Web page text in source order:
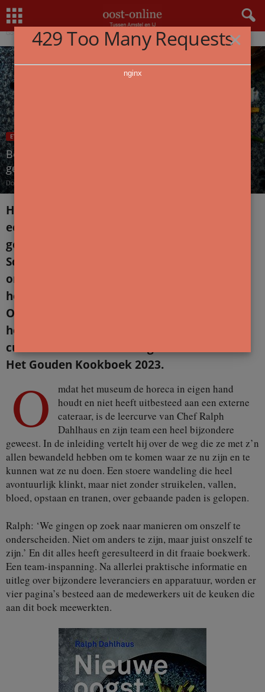
Home
Boek chef-kok Het Scheepvaartmuseum is genomineerd voor Het
Gouden Kookboek
ETEN&DRINKEN
Boek chef-kok Het Scheepvaartmuseum is
genomineerd voor Het Gouden Kookboek
Door
Het gebeurt niet vaak dat een museum met
een kookboek komt. Maar, omdat de
gerechten uit de keuken van Het
Scheepvaartmuseum net zo goed iets over
onze Nederlandse geschiedenis vertellen als
het museum zelf, is het kookboek ‘Nieuwe
Oogst’ van de chef-kok Ralph Dahlhaus van
het museum toch een logische stap. Het
culinaire meesterwerk is genomineerd voor
Het Gouden Kookboek 2023.
O
mdat het museum de horeca in eigen hand
houdt en niet heeft uitbesteed aan een externe
cateraar, is de leercurve van Chef Ralph
Dahlhaus en zijn team een heel bijzondere
geweest. In de inleiding vertelt hij over de weg die ze met z’n
allen bewandeld hebben om te komen waar ze nu zijn en te
kunnen wat ze nu doen. Een stoere wandeling die heel
avontuurlijk klinkt, maar niet zonder struikelen, vallen,
bloed, opstaan en tranen, over gebaande paden is gelopen.
Ralph: ‘We gingen op zoek naar manieren om onszelf te
onderscheiden. Niet om anders te zijn, maar juist onszelf te
zijn.’ En dit alles heeft geresulteerd in dit fraaie boekwerk.
Een team-inspanning. Na allerlei praktische informatie en
uitleg over bijzondere leveranciers en apparatuur, worden er
vier pagina’s besteed aan de medewerkers uit de keuken die
aan dit boek meewerkten.
×
429 Too Many Requests
nginx